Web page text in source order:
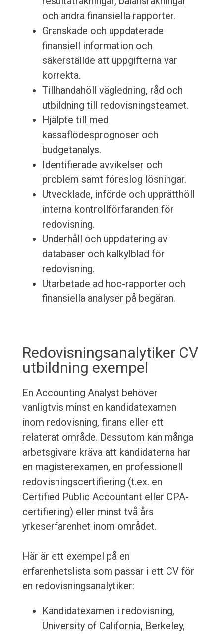
och andra finansiella rapporter.
Granskade och uppdaterade
finansiell information och
säkerställde att uppgifterna var
korrekta.
Tillhandahöll vägledning, råd och
utbildning till redovisningsteamet.
Hjälpte till med
kassaflödesprognoser och
budgetanalys.
Identifierade avvikelser och
problem samt föreslog lösningar.
Utvecklade, införde och upprätthöll
interna kontrollförfaranden för
redovisning.
Underhåll och uppdatering av
databaser och kalkylblad för
redovisning.
Utarbetade ad hoc-rapporter och
finansiella analyser på begäran.
Redovisningsanalytiker CV
utbildning exempel
En Accounting Analyst behöver
vanligtvis minst en kandidatexamen
inom redovisning, finans eller ett
relaterat område. Dessutom kan många
arbetsgivare kräva att kandidaterna har
en magisterexamen, en professionell
redovisningscertifiering (t.ex. en
Certified Public Accountant eller CPA-
certifiering) eller minst två års
yrkeserfarenhet inom området.
Här är ett exempel på en
erfarenhetslista som passar i ett CV för
en redovisningsanalytiker:
Kandidatexamen i redovisning,
University of California, Berkeley,